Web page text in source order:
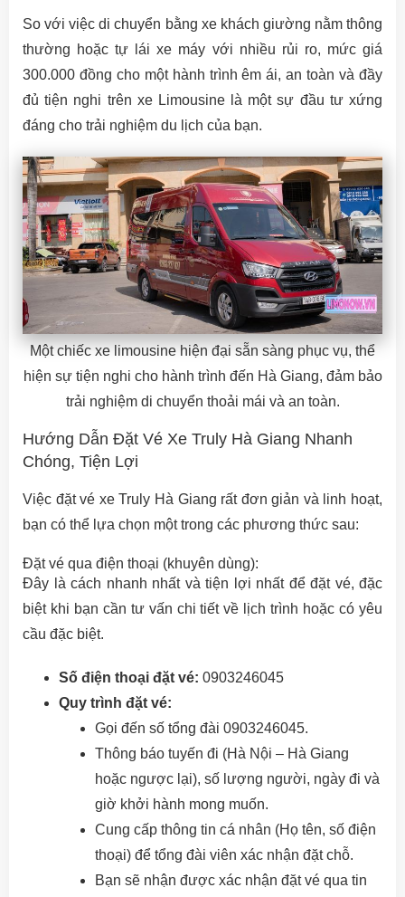
So với việc di chuyển bằng xe khách giường nằm thông
thường hoặc tự lái xe máy với nhiều rủi ro, mức giá
300.000 đồng cho một hành trình êm ái, an toàn và đầy
đủ tiện nghi trên xe Limousine là một sự đầu tư xứng
đáng cho trải nghiệm du lịch của bạn.
Một chiếc xe limousine hiện đại sẵn sàng phục vụ, thể
hiện sự tiện nghi cho hành trình đến Hà Giang, đảm bảo
trải nghiệm di chuyển thoải mái và an toàn.
Hướng Dẫn Đặt Vé Xe Truly Hà Giang Nhanh
Chóng, Tiện Lợi
Việc đặt vé xe Truly Hà Giang rất đơn giản và linh hoạt,
bạn có thể lựa chọn một trong các phương thức sau:
Đặt vé qua điện thoại (khuyên dùng):
Đây là cách nhanh nhất và tiện lợi nhất để đặt vé, đặc
biệt khi bạn cần tư vấn chi tiết về lịch trình hoặc có yêu
cầu đặc biệt.
Số điện thoại đặt vé: 0903246045
Quy trình đặt vé:
Gọi đến số tổng đài 0903246045.
Thông báo tuyến đi (Hà Nội – Hà Giang
hoặc ngược lại), số lượng người, ngày đi và
giờ khởi hành mong muốn.
Cung cấp thông tin cá nhân (Họ tên, số điện
thoại) để tổng đài viên xác nhận đặt chỗ.
Bạn sẽ nhận được xác nhận đặt vé qua tin